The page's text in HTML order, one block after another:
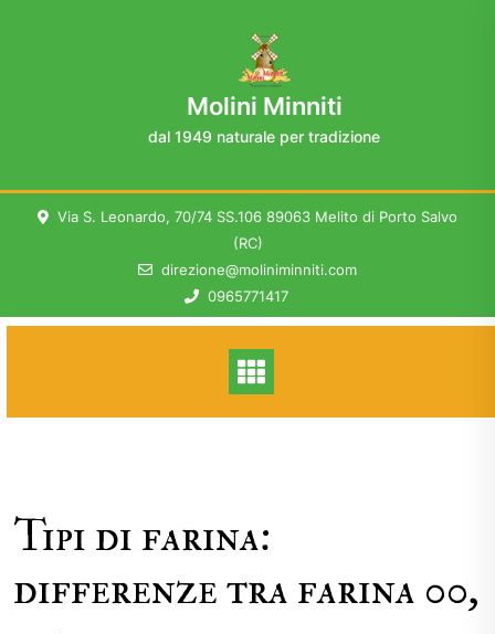
Molini Minniti
dal 1949 naturale per tradizione
Via S. Leonardo, 70/74 SS.106 89063 Melito di Porto Salvo
(RC)
direzione@moliniminniti.com
0965771417
Tipi di farina:
differenze tra farina 00,